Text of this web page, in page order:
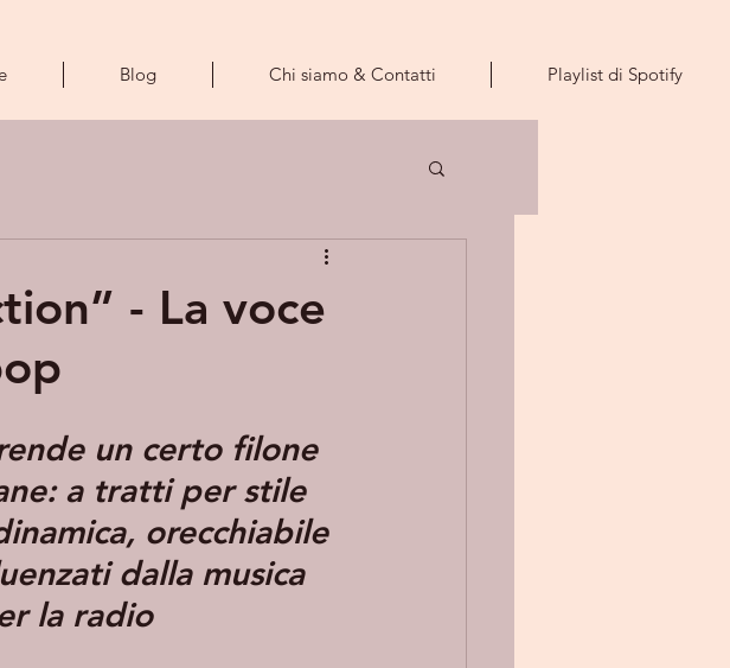
Blog Chi siamo & Contatti Playlist di Spotify
- La voce
un certo filone
a tratti per stile
orecchiabile
dalla musica
la radio